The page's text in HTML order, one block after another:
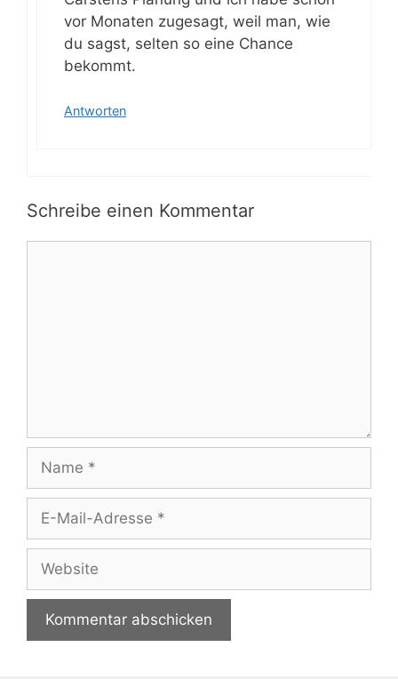
vor Monaten zugesagt, weil man, wie
du sagst, selten so eine Chance
bekommt.
Antworten
Schreibe einen Kommentar
Mail-
Adresse